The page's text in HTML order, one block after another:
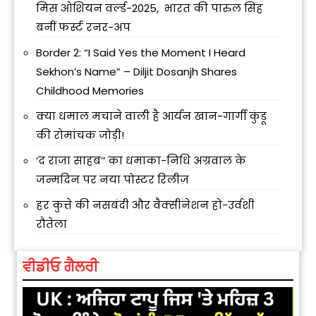
मिस ओशियन वर्ल्ड-2025, भारत की पारुल सिंह
बनीं फर्स्ट रनर-अप
Border 2: “I Said Yes the Moment I Heard
Sekhon’s Name” – Diljit Dosanjh Shares
Childhood Memories
क्या धमाल मचाने वाली है आर्यन खान-गार्गी कुंडू
की रोमांचक जोड़ी!
‘द राजा साहब’’ का धमाका-निधि अग्रवाल के
जन्मदिन पर नया पोस्टर रिलीज़
हर कुत्ते की नसबंदी और वैक्सीनेशन हो-उर्वशी
रौतेला
ਵੀਡੀਓ ਗੈਲਰੀ